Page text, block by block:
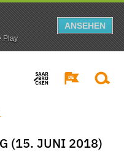
Play
ANSEHEN
(15. JUNI 2018)